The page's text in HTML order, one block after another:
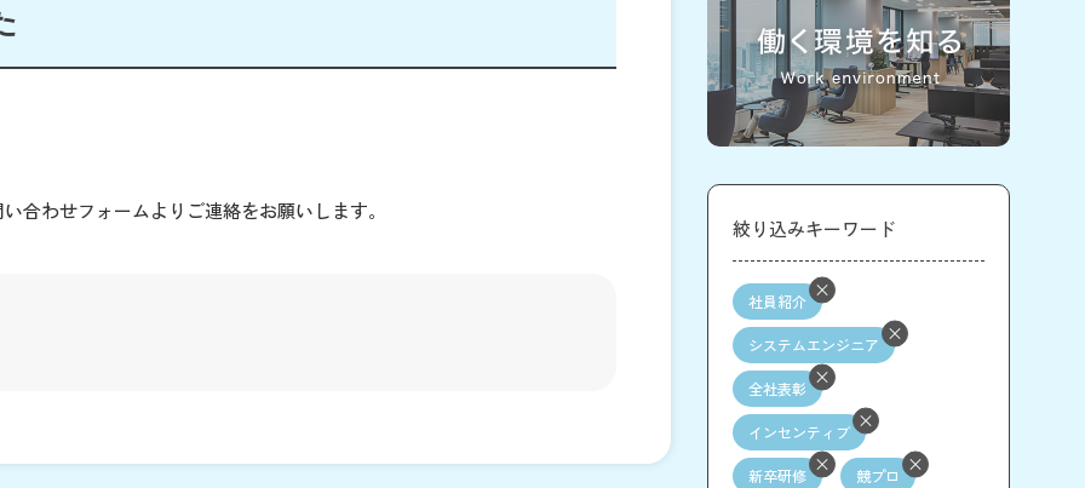
合わせフォームよりご連絡をお願いします。
絞り込みキーワード
社員紹介
システムエンジニア
全社表彰
インセンティブ
新卒研修 競プロ